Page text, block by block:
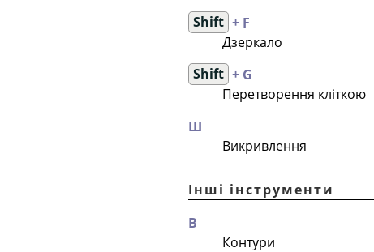
Shift + F
Дзеркало
Shift + G
Перетворення кліткою
Ш
Викривлення
Інші інструменти
B
Контури